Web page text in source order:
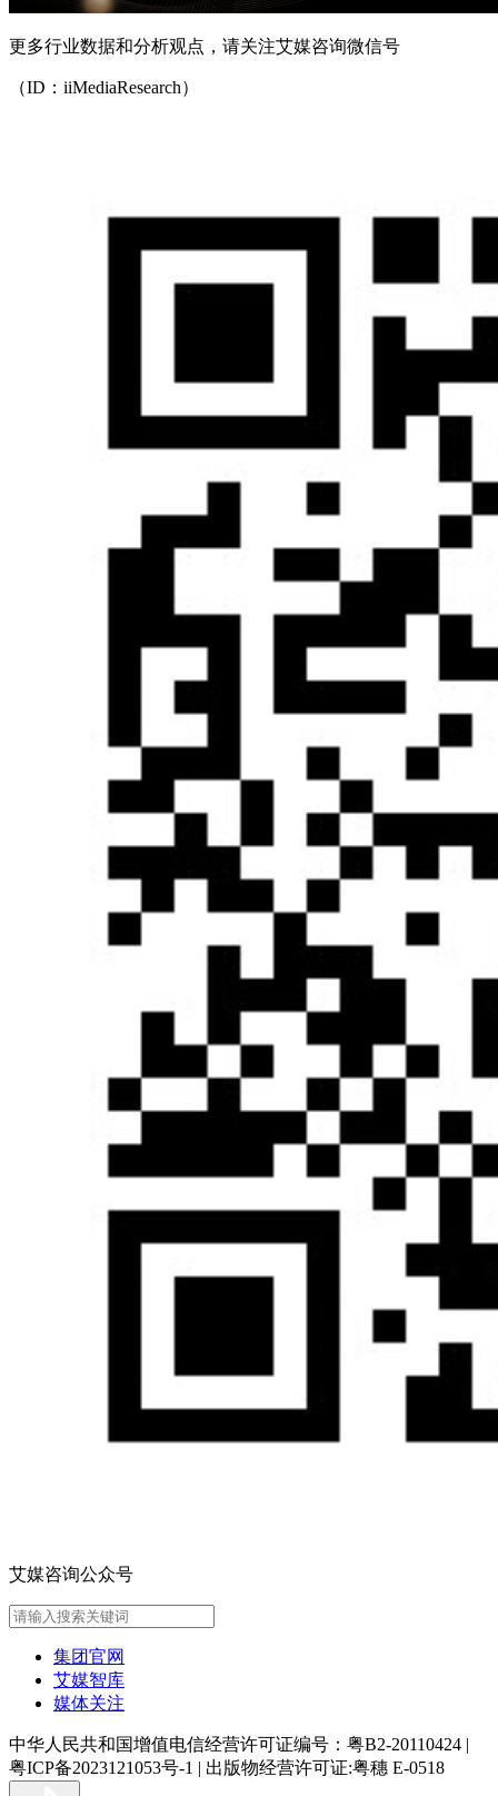
更多行业数据和分析观点，请关注艾媒咨询微信号
（ID：iiMediaResearch）
艾媒咨询公众号
集团官网
艾媒智库
媒体关注
中华人民共和国增值电信经营许可证编号：粤B2-20110424 |
粤ICP备2023121053号-1 | 出版物经营许可证:粤穗 E-0518